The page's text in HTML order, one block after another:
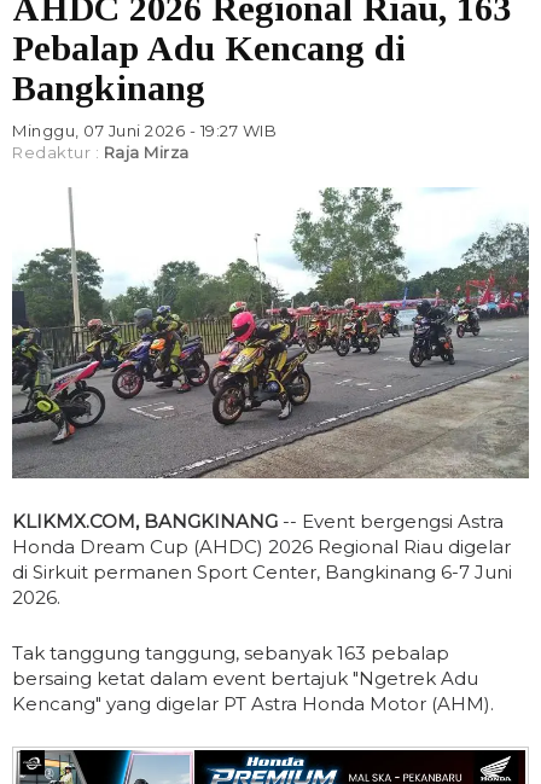
AHDC 2026 Regional Riau, 163
Pebalap Adu Kencang di
Bangkinang
Minggu, 07 Juni 2026 - 19:27 WIB
Redaktur : Raja Mirza
KLIKMX.COM, BANGKINANG -- Event bergengsi Astra
Honda Dream Cup (AHDC) 2026 Regional Riau digelar
di Sirkuit permanen Sport Center, Bangkinang 6-7 Juni
2026.
Tak tanggung tanggung, sebanyak 163 pebalap
bersaing ketat dalam event bertajuk "Ngetrek Adu
Kencang" yang digelar PT Astra Honda Motor (AHM).